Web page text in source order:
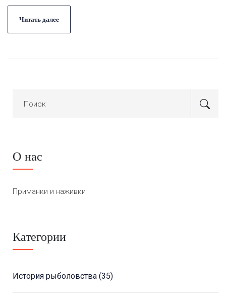
Читать далее
О нас
Приманки и наживки
Категории
История рыболовства (35)